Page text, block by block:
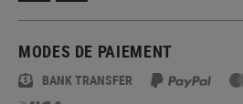
MODES DE PAIEMENT
BANK TRANSFER